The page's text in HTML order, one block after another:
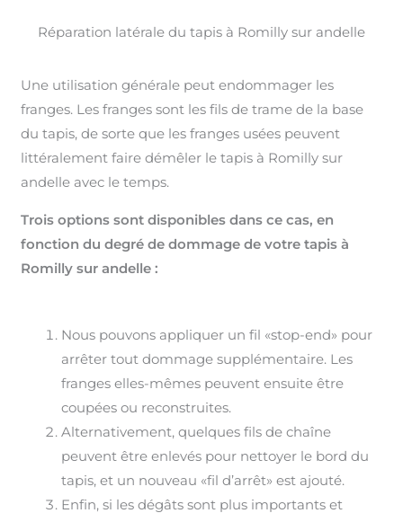
Réparation latérale du tapis à Romilly sur andelle
Une utilisation générale peut endommager les
franges. Les franges sont les fils de trame de la base
du tapis, de sorte que les franges usées peuvent
littéralement faire démêler le tapis à Romilly sur
andelle avec le temps.
Trois options sont disponibles dans ce cas, en
fonction du degré de dommage de votre tapis à
Romilly sur andelle :
Nous pouvons appliquer un fil «stop-end» pour
arrêter tout dommage supplémentaire. Les
franges elles-mêmes peuvent ensuite être
coupées ou reconstruites.
Alternativement, quelques fils de chaîne
peuvent être enlevés pour nettoyer le bord du
tapis, et un nouveau «fil d’arrêt» est ajouté.
Enfin, si les dégâts sont plus importants et